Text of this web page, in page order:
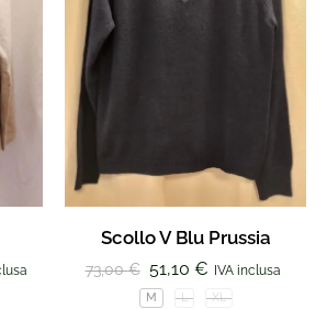
Scollo V Blu Prussia
73,00€ 51,10 € IVA inclusa
M L XL